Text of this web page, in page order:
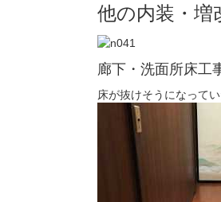
他の内装・増
廊下・洗面所床工
床が抜けそうになって